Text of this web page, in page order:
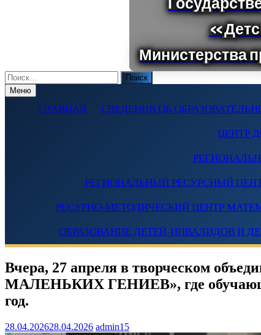
Поиск
по:Меню
ГЛАВНАЯ СВЕДЕНИЯ ОБ
ЦЕНТР
РЕГИОНАЛЬНЫЙ РЕСУРСНЫЙ
РЕСУРНО-МЕТОДИЧЕСКИЙ ЦЕНТР
ОБРАЗОВАНИЕ ДЕТЕЙ-ИНВАЛИДОВ И
Вчера, 27 апреля в творческом
МАЛЕНЬКИХ ГЕНИЕВ», где
год.
28.04.202628.04.2026 admin15